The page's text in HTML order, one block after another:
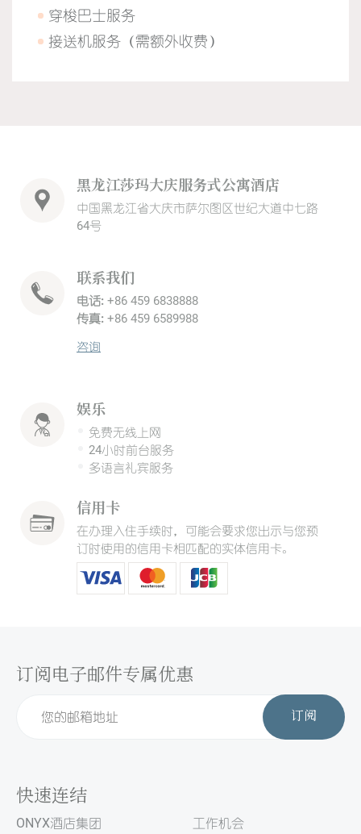
穿梭巴士服务
接送机服务（需额外收费）
黑龙江莎玛大庆服务式公寓酒店
中国黑龙江省大庆市萨尔图区世纪大道中七路
64号
联系我们
电话: +86 459 6838888
传真: +86 459 6589988
咨询
娱乐
免费无线上网
24小时前台服务
多语言礼宾服务
信用卡
在办理入住手续时，可能会要求您出示与您预
订时使用的信用卡相匹配的实体信用卡。
订阅电子邮件专属优惠
订阅
快速连结
ONYX酒店集团 工作机会